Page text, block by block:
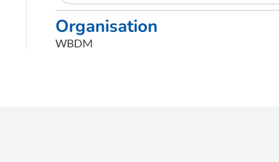
Organisation
WBDM